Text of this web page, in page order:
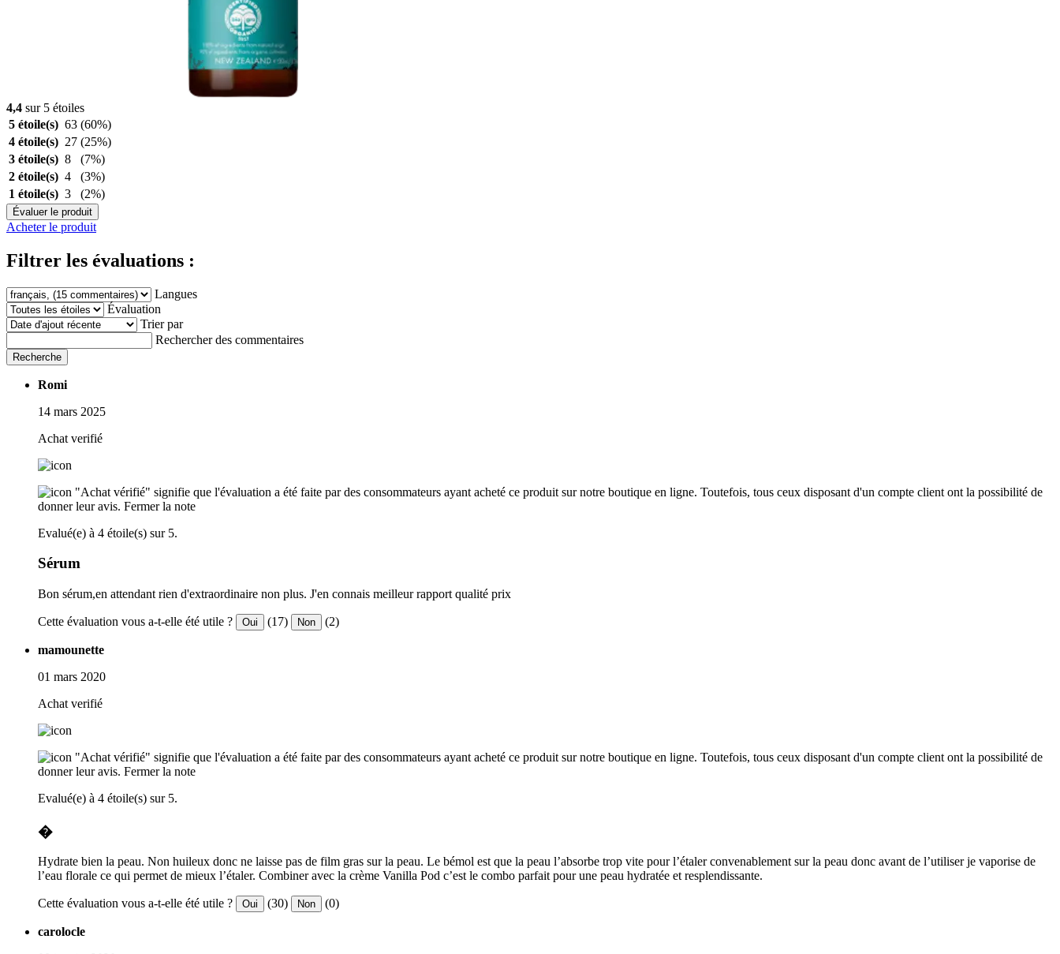
4,4 sur 5 étoiles
5 étoile(s) 63 (60%)
4 étoile(s) 27 (25%)
3 étoile(s) 8
(7%)
2 étoile(s) 4
(3%)
1 étoile(s) 3 (2%)
Évaluer le produit
Acheter le produit
Filtrer les évaluations :
Langues
Évaluation
Trier par
Rechercher des commentaires
Recherche
Romi
14 mars 2025
Achat verifié
"Achat vérifié" signifie que l'évaluation a été faite par des consommateurs ayant acheté ce produit sur notre boutique en ligne. Toutefois, tous ceux disposant d'un compte client ont la possibilité de
donner leur avis. Fermer la note
Evalué(e) à 4 étoile(s) sur 5.
Sérum
Bon sérum,en attendant rien d'extraordinaire non plus. J'en connais meilleur rapport qualité prix
Cette évaluation vous a-t-elle été utile ? Oui (17) Non (2)
mamounette
01 mars 2020
Achat verifié
"Achat vérifié" signifie que l'évaluation a été faite par des consommateurs ayant acheté ce produit sur notre boutique en ligne. Toutefois, tous ceux disposant d'un compte client ont la possibilité de
donner leur avis. Fermer la note
Evalué(e) à 4 étoile(s) sur 5.
�
Hydrate bien la peau. Non huileux donc ne laisse pas de film gras sur la peau. Le bémol est que la peau l’absorbe trop vite pour l’étaler convenablement sur la peau donc avant de l’utiliser je vaporise de
l’eau florale ce qui permet de mieux l’étaler. Combiner avec la crème Vanilla Pod c’est le combo parfait pour une peau hydratée et resplendissante.
Cette évaluation vous a-t-elle été utile ? Oui (30) Non (0)
carolocle